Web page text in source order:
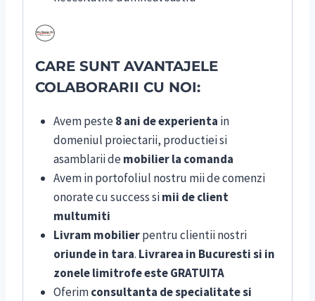
CARE SUNT AVANTAJELE
COLABORARII CU NOI:
Avem peste8 ani de experienta in
domeniul proiectarii, productiei si
asamblarii demobilier la comanda
Avem in portofoliul nostru mii de comenzi
onorate cu success simii de client
multumiti
Livram mobilierpentru clientii nostri
oriunde in tara. Livrarea in Bucuresti si in
zonele limitrofe este GRATUITA
Oferimconsultanta de specialitate si